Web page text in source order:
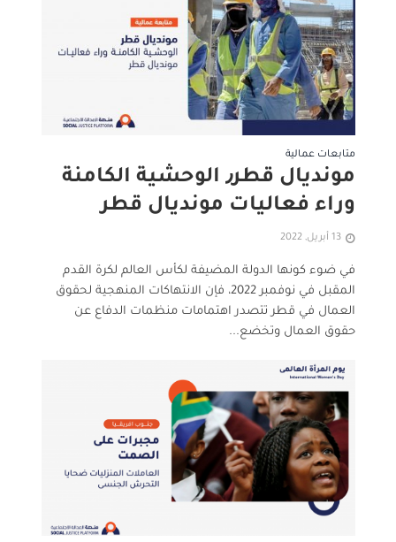
متابعات عمالية
مونديال قطر٫ الوحشية الكامنة
وراء فعاليات مونديال قطر
13 أبريل, 2022
في ضوء كونها الدولة المضيفة لكأس العالم لكرة القدم
المقبل في نوفمبر 2022، فإن الانتهاكات المنهجية لحقوق
العمال في قطر تتصدر اهتمامات منظمات الدفاع عن
حقوق العمال وتخضع...